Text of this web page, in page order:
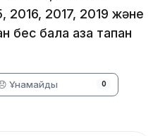
2016, 2017, 2019 және
бала қаза тапқан
Ұнамайды 0